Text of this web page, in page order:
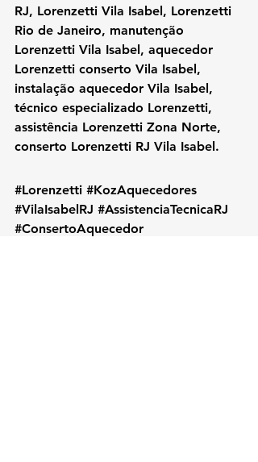
RJ, Lorenzetti Vila Isabel, Lorenzetti
Rio de Janeiro, manutenção
Lorenzetti Vila Isabel, aquecedor
Lorenzetti conserto Vila Isabel,
instalação aquecedor Vila Isabel,
técnico especializado Lorenzetti,
assistência Lorenzetti Zona Norte,
conserto Lorenzetti RJ Vila Isabel.
#Lorenzetti #KozAquecedores
#VilaIsabelRJ #AssistenciaTecnicaRJ
#ConsertoAquecedor